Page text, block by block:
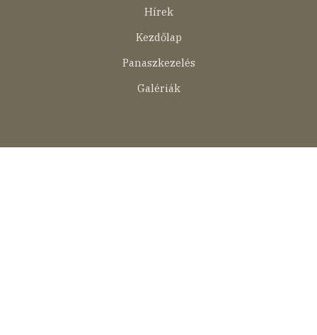
Hírek
Kezdőlap
Panaszkezelés
Galériák